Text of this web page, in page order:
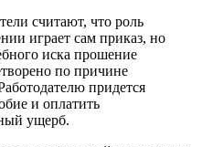
считают, что роль
играет сам приказ, но
иска прошение
по причине
придется
и оплатить
ущерб.